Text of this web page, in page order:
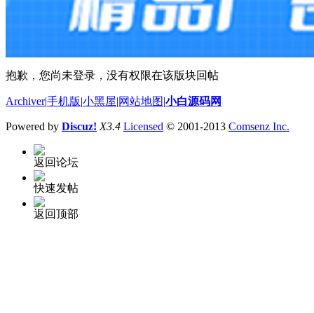
抱歉，您尚未登录，没有权限在该版块回帖
Archiver|手机版 小黑屋 网站地图 小白源码网
Powered by Discuz! X3.4 Licensed © 2001-2013 Comsenz Inc.
返回论坛
快速发帖
返回顶部